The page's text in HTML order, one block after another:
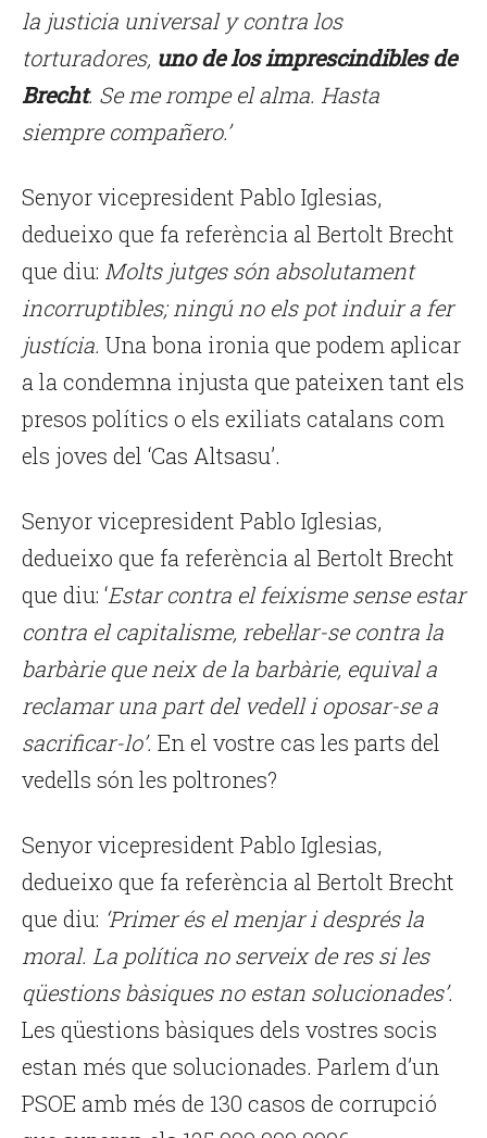
la justicia universal y contra los
torturadores, uno de los imprescindibles de
Brecht. Se me rompe el alma. Hasta
siempre compañero.’
Senyor vicepresident Pablo Iglesias,
dedueixo que fa referència al Bertolt Brecht
que diu: Molts jutges són absolutament
incorruptibles; ningú no els pot induir a fer
justícia. Una bona ironia que podem aplicar
a la condemna injusta que pateixen tant els
presos polítics o els exiliats catalans com
els joves del ‘Cas Altsasu’.
Senyor vicepresident Pablo Iglesias,
dedueixo que fa referència al Bertolt Brecht
que diu: ‘Estar contra el feixisme sense estar
contra el capitalisme, rebel·lar-se contra la
barbàrie que neix de la barbàrie, equival a
reclamar una part del vedell i oposar-se a
sacrificar-lo’. En el vostre cas les parts del
vedells són les poltrones?
Senyor vicepresident Pablo Iglesias,
dedueixo que fa referència al Bertolt Brecht
que diu: ‘Primer és el menjar i després la
moral. La política no serveix de res si les
qüestions bàsiques no estan solucionades’.
Les qüestions bàsiques dels vostres socis
estan més que solucionades. Parlem d’un
PSOE amb més de 130 casos de corrupció